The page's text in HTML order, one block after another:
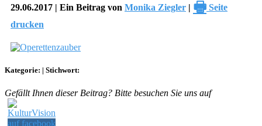
29.06.2017 | Ein Beitrag von Monika Ziegler | 🖶 Seite
drucken
Kategorie: | Stichwort:
Gefällt Ihnen dieser Beitrag? Bitte besuchen Sie uns auf